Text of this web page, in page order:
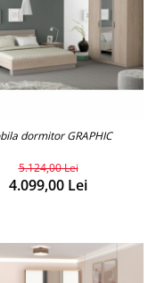
dormitor GRAPHIC
5.124,00 Lei
4.099,00 Lei